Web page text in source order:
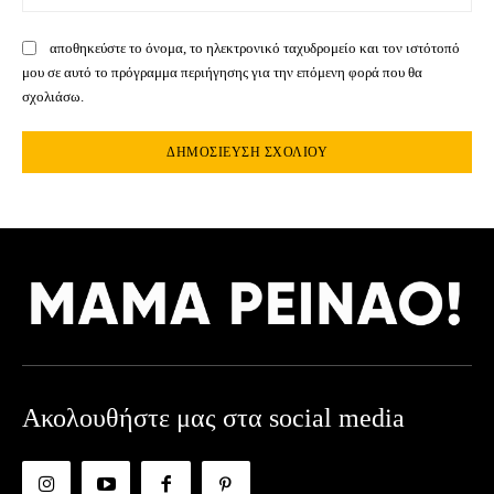
αποθηκεύστε το όνομα, το ηλεκτρονικό ταχυδρομείο και τον ιστότοπό
μου σε αυτό το πρόγραμμα περιήγησης για την επόμενη φορά που θα
σχολιάσω.
Ακολουθήστε μας στα social media